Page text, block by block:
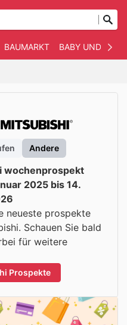
BAUMARKT BABY UND KIND
Andere
wochenprospekt
2025 bis 14.
neueste prospekte
Schauen Sie bald
für weitere
Prospekte